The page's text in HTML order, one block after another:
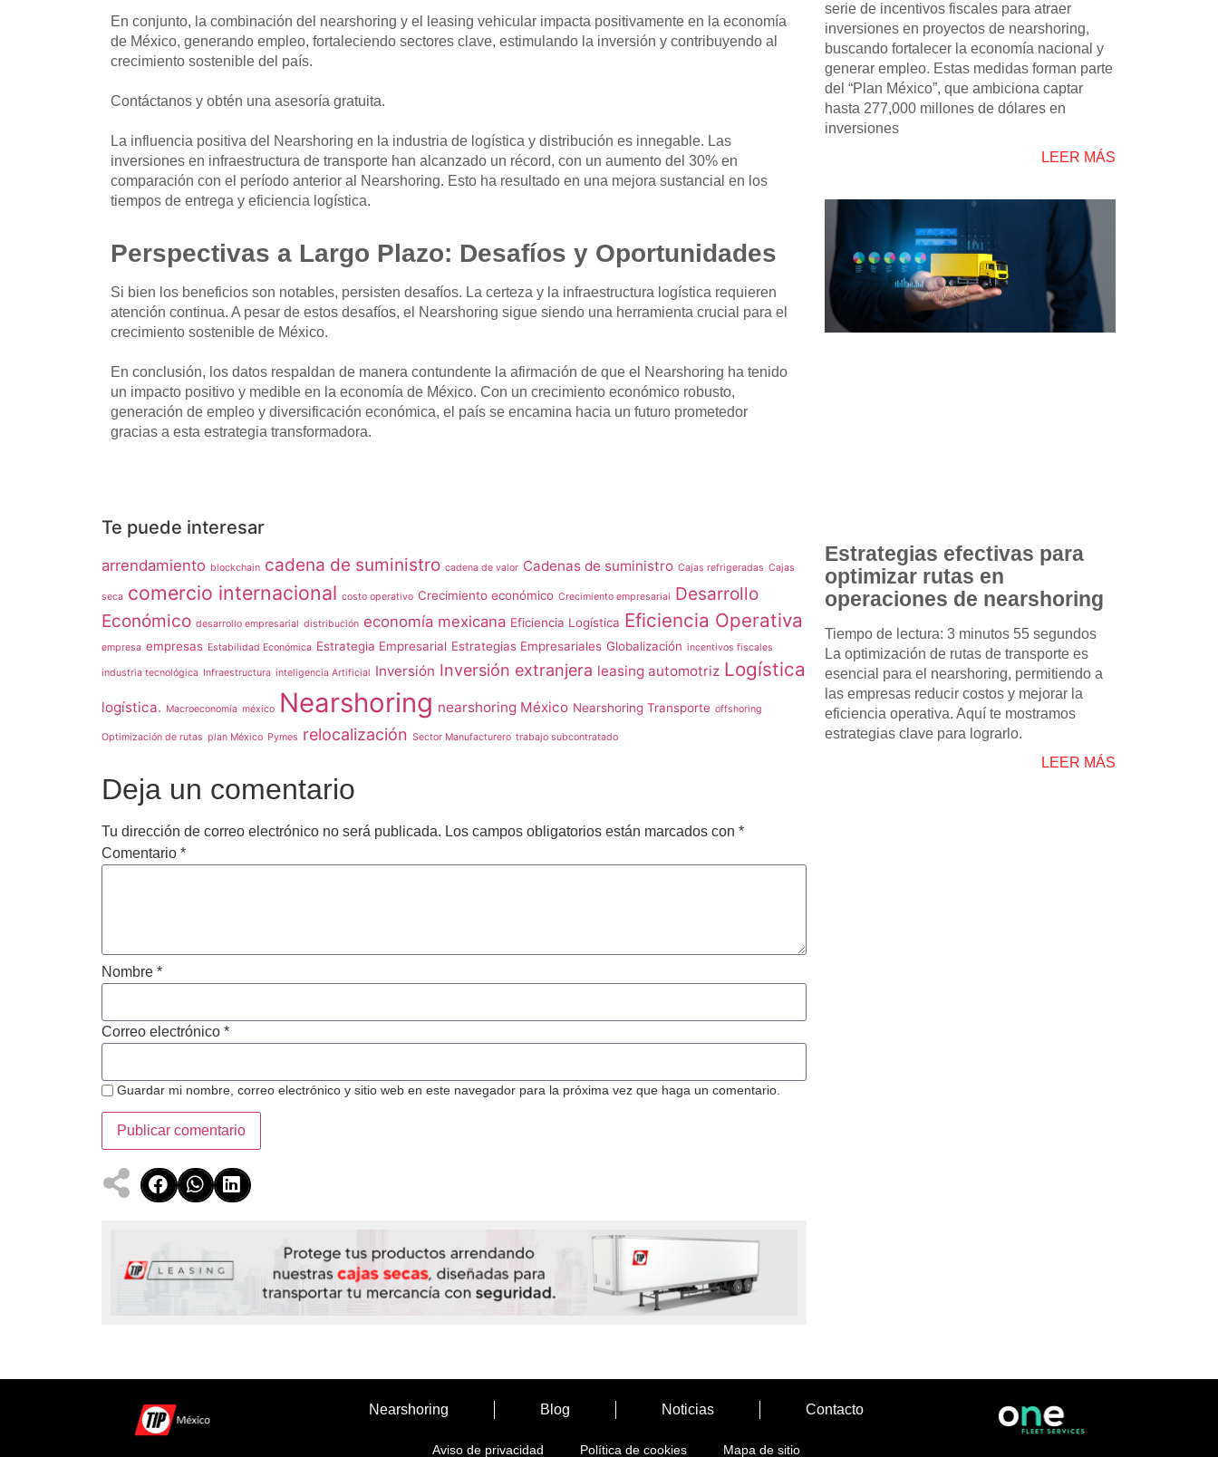
En conjunto, la combinación del nearshoring y el leasing vehicular impacta positivamente en la economía
de México, generando empleo, fortaleciendo sectores clave, estimulando la inversión y contribuyendo al
crecimiento sostenible del país.
Contáctanos y obtén una asesoría gratuita.
La influencia positiva del Nearshoring en la industria de logística y distribución es innegable. Las
inversiones en infraestructura de transporte han alcanzado un récord, con un aumento del 30% en
comparación con el período anterior al Nearshoring. Esto ha resultado en una mejora sustancial en los
tiempos de entrega y eficiencia logística.
Perspectivas a Largo Plazo: Desafíos y Oportunidades
Si bien los beneficios son notables, persisten desafíos. La certeza y la infraestructura logística requieren
atención continua. A pesar de estos desafíos, el Nearshoring sigue siendo una herramienta crucial para el
crecimiento sostenible de México.
En conclusión, los datos respaldan de manera contundente la afirmación de que el Nearshoring ha tenido
un impacto positivo y medible en la economía de México. Con un crecimiento económico robusto,
generación de empleo y diversificación económica, el país se encamina hacia un futuro prometedor
gracias a esta estrategia transformadora.
Te puede interesar
arrendamiento blockchain cadena de suministro cadena de valor Cadenas de suministro Cajas refrigeradas Cajas
seca comercio internacional costo operativo Crecimiento económico Crecimiento empresarial Desarrollo
Económico desarrollo empresarial distribución economía mexicana Eficiencia Logística Eficiencia Operativa
empresa empresas Estabilidad Económica Estrategia Empresarial Estrategias Empresariales Globalización incentivos fiscales
industria tecnológica Infraestructura inteligencia Artificial Inversión Inversión extranjera leasing automotriz Logística
logística. Macroeconomía méxico Nearshoring nearshoring México Nearshoring Transporte offshoring
Optimización de rutas plan México Pymes relocalización Sector Manufacturero trabajo subcontratado
Deja un comentario
Tu dirección de correo electrónico no será publicada. Los campos obligatorios están marcados con *
Comentario *
Nombre *
Correo electrónico *
Guardar mi nombre, correo electrónico y sitio web en este navegador para la próxima vez que haga un comentario.
serie de incentivos fiscales para atraer
inversiones en proyectos de nearshoring,
buscando fortalecer la economía nacional y
generar empleo. Estas medidas forman parte
del “Plan México”, que ambiciona captar
hasta 277,000 millones de dólares en
inversiones
LEER MÁS
Estrategias efectivas para
optimizar rutas en
operaciones de nearshoring
Tiempo de lectura: 3 minutos 55 segundos
La optimización de rutas de transporte es
esencial para el nearshoring, permitiendo a
las empresas reducir costos y mejorar la
eficiencia operativa. Aquí te mostramos
estrategias clave para lograrlo.
LEER MÁS
Nearshoring Blog Noticias Contacto
Aviso de privacidad Política de cookies Mapa de sitio